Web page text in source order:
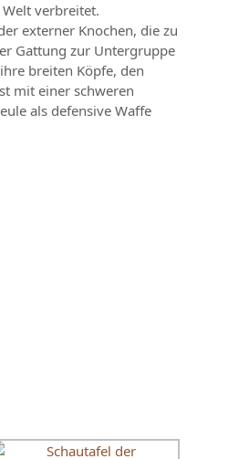
verbreitet.
externer Knochen, die zu
Gattung zur Untergruppe
breiten Köpfe, den
mit einer schweren
als defensive Waffe